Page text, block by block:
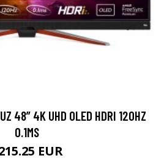
48” 4K UHD OLED HDRI 120HZ
0.1MS
EUR